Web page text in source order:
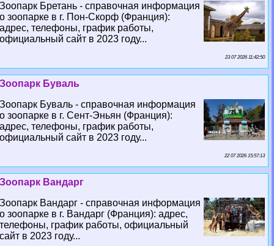
Зоопарк Бретань - справочная информация
о зоопарке в г. Пон-Скорф (Франция):
адрес, телефоны, график работы,
официальный сайт в 2023 году...
23 07 2026 11:42:50
Зоопарк Буваль
Зоопарк Буваль - справочная информация
о зоопарке в г. Сент-Эньян (Франция):
адрес, телефоны, график работы,
официальный сайт в 2023 году...
22 07 2026 15:57:13
Зоопарк Вандарг
Зоопарк Вандарг - справочная информация
о зоопарке в г. Вандарг (Франция): адрес,
телефоны, график работы, официальный
сайт в 2023 году...